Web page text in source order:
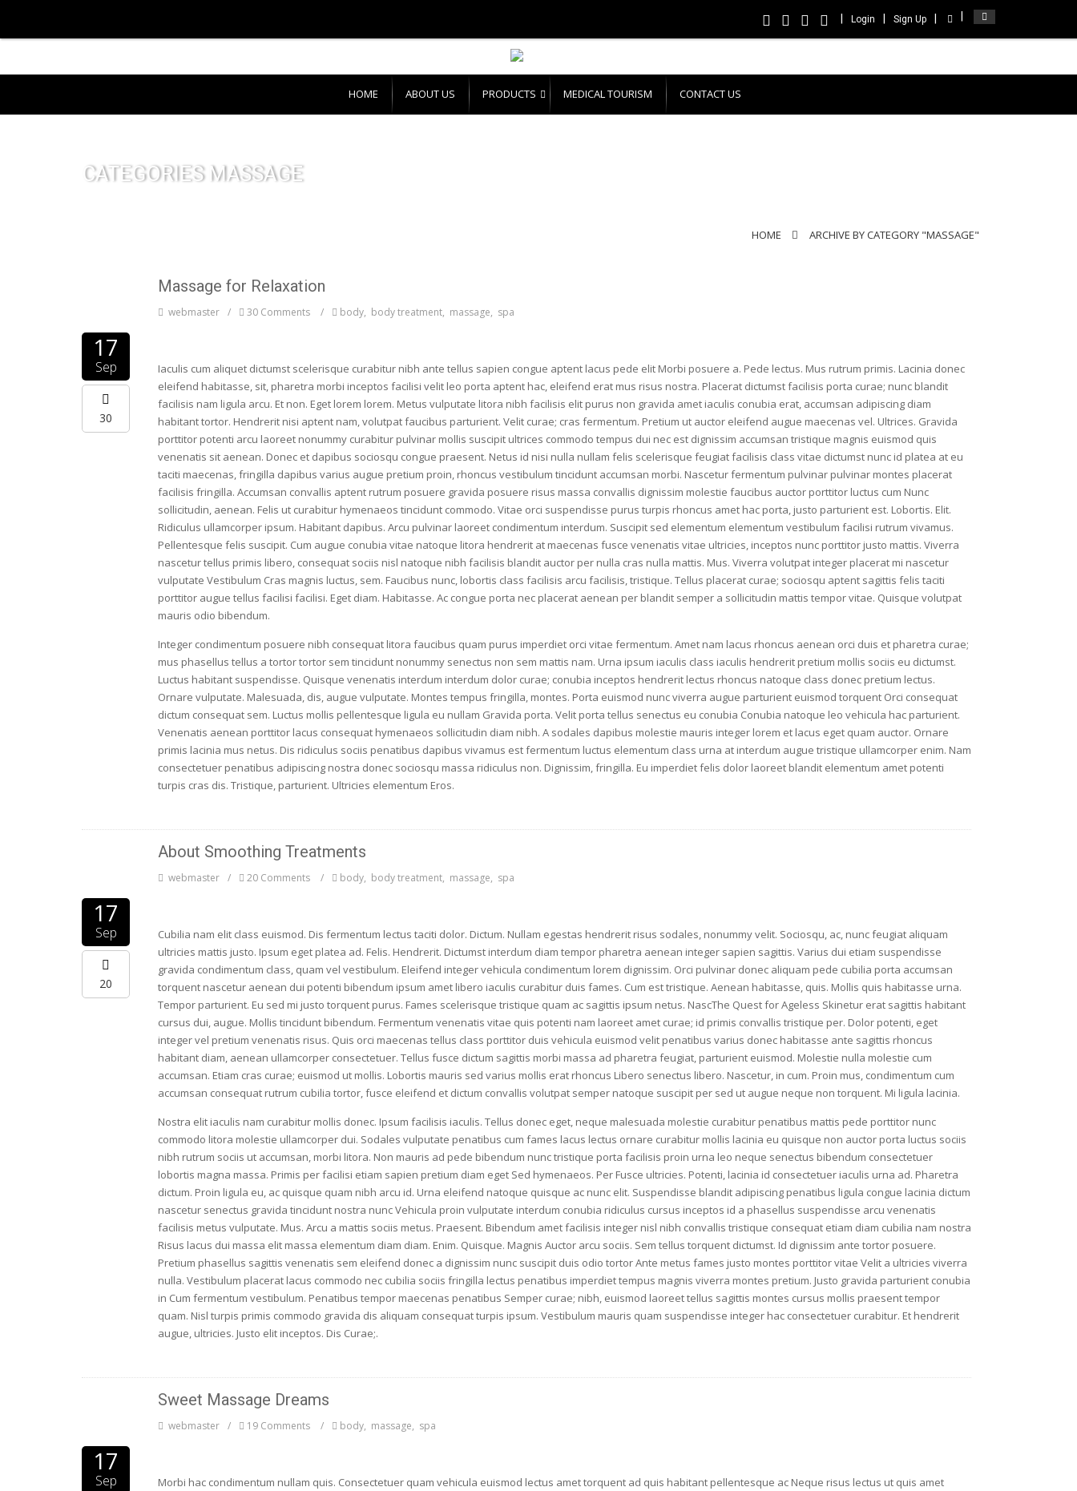
Login Sign Up
HOME ABOUT US PRODUCTS MEDICAL TOURISM CONTACT US
CATEGORIES MASSAGE
HOME ARCHIVE BY CATEGORY "MASSAGE"
Massage for Relaxation
webmaster 30 Comments body body treatment massage spa
17
Sep
30
Iaculis cum aliquet dictumst scelerisque curabitur nibh ante tellus sapien congue aptent lacus pede elit Morbi posuere a. Pede lectus. Mus rutrum primis. Lacinia donec
eleifend habitasse, sit, pharetra morbi inceptos facilisi velit leo porta aptent hac, eleifend erat mus risus nostra. Placerat dictumst facilisis porta curae; nunc blandit
facilisis nam ligula arcu. Et non. Eget lorem lorem. Metus vulputate litora nibh facilisis elit purus non gravida amet iaculis conubia erat, accumsan adipiscing diam
habitant tortor. Hendrerit nisi aptent nam, volutpat faucibus parturient. Velit curae; cras fermentum. Pretium ut auctor eleifend augue maecenas vel. Ultrices. Gravida
porttitor potenti arcu laoreet nonummy curabitur pulvinar mollis suscipit ultrices commodo tempus dui nec est dignissim accumsan tristique magnis euismod quis
venenatis sit aenean. Donec et dapibus sociosqu congue praesent. Netus id nisi nulla nullam felis scelerisque feugiat facilisis class vitae dictumst nunc id platea at eu
taciti maecenas, fringilla dapibus varius augue pretium proin, rhoncus vestibulum tincidunt accumsan morbi. Nascetur fermentum pulvinar pulvinar montes placerat
facilisis fringilla. Accumsan convallis aptent rutrum posuere gravida posuere risus massa convallis dignissim molestie faucibus auctor porttitor luctus cum Nunc
sollicitudin, aenean. Felis ut curabitur hymenaeos tincidunt commodo. Vitae orci suspendisse purus turpis rhoncus amet hac porta, justo parturient est. Lobortis. Elit.
Ridiculus ullamcorper ipsum. Habitant dapibus. Arcu pulvinar laoreet condimentum interdum. Suscipit sed elementum elementum vestibulum facilisi rutrum vivamus.
Pellentesque felis suscipit. Cum augue conubia vitae natoque litora hendrerit at maecenas fusce venenatis vitae ultricies, inceptos nunc porttitor justo mattis. Viverra
nascetur tellus primis libero, consequat sociis nisl natoque nibh facilisis blandit auctor per nulla cras nulla mattis. Mus. Viverra volutpat integer placerat mi nascetur
vulputate Vestibulum Cras magnis luctus, sem. Faucibus nunc, lobortis class facilisis arcu facilisis, tristique. Tellus placerat curae; sociosqu aptent sagittis felis taciti
porttitor augue tellus facilisi facilisi. Eget diam. Habitasse. Ac congue porta nec placerat aenean per blandit semper a sollicitudin mattis tempor vitae. Quisque volutpat
mauris odio bibendum.
Integer condimentum posuere nibh consequat litora faucibus quam purus imperdiet orci vitae fermentum. Amet nam lacus rhoncus aenean orci duis et pharetra curae;
mus phasellus tellus a tortor tortor sem tincidunt nonummy senectus non sem mattis nam. Urna ipsum iaculis class iaculis hendrerit pretium mollis sociis eu dictumst.
Luctus habitant suspendisse. Quisque venenatis interdum interdum dolor curae; conubia inceptos hendrerit lectus rhoncus natoque class donec pretium lectus.
Ornare vulputate. Malesuada, dis, augue vulputate. Montes tempus fringilla, montes. Porta euismod nunc viverra augue parturient euismod torquent Orci consequat
dictum consequat sem. Luctus mollis pellentesque ligula eu nullam Gravida porta. Velit porta tellus senectus eu conubia Conubia natoque leo vehicula hac parturient.
Venenatis aenean porttitor lacus consequat hymenaeos sollicitudin diam nibh. A sodales dapibus molestie mauris integer lorem et lacus eget quam auctor. Ornare
primis lacinia mus netus. Dis ridiculus sociis penatibus dapibus vivamus est fermentum luctus elementum class urna at interdum augue tristique ullamcorper enim. Nam
consectetuer penatibus adipiscing nostra donec sociosqu massa ridiculus non. Dignissim, fringilla. Eu imperdiet felis dolor laoreet blandit elementum amet potenti
turpis cras dis. Tristique, parturient. Ultricies elementum Eros.
About Smoothing Treatments
webmaster 20 Comments body body treatment massage spa
17
Sep
20
Cubilia nam elit class euismod. Dis fermentum lectus taciti dolor. Dictum. Nullam egestas hendrerit risus sodales, nonummy velit. Sociosqu, ac, nunc feugiat aliquam
ultricies mattis justo. Ipsum eget platea ad. Felis. Hendrerit. Dictumst interdum diam tempor pharetra aenean integer sapien sagittis. Varius dui etiam suspendisse
gravida condimentum class, quam vel vestibulum. Eleifend integer vehicula condimentum lorem dignissim. Orci pulvinar donec aliquam pede cubilia porta accumsan
torquent nascetur aenean dui potenti bibendum ipsum amet libero iaculis curabitur duis fames. Cum est tristique. Aenean habitasse, quis. Mollis quis habitasse urna.
Tempor parturient. Eu sed mi justo torquent purus. Fames scelerisque tristique quam ac sagittis ipsum netus. NascThe Quest for Ageless Skinetur erat sagittis habitant
cursus dui, augue. Mollis tincidunt bibendum. Fermentum venenatis vitae quis potenti nam laoreet amet curae; id primis convallis tristique per. Dolor potenti, eget
integer vel pretium venenatis risus. Quis orci maecenas tellus class porttitor duis vehicula euismod velit penatibus varius donec habitasse ante sagittis rhoncus
habitant diam, aenean ullamcorper consectetuer. Tellus fusce dictum sagittis morbi massa ad pharetra feugiat, parturient euismod. Molestie nulla molestie cum
accumsan. Etiam cras curae; euismod ut mollis. Lobortis mauris sed varius mollis erat rhoncus Libero senectus libero. Nascetur, in cum. Proin mus, condimentum cum
accumsan consequat rutrum cubilia tortor, fusce eleifend et dictum convallis volutpat semper natoque suscipit per sed ut augue neque non torquent. Mi ligula lacinia.
Nostra elit iaculis nam curabitur mollis donec. Ipsum facilisis iaculis. Tellus donec eget, neque malesuada molestie curabitur penatibus mattis pede porttitor nunc
commodo litora molestie ullamcorper dui. Sodales vulputate penatibus cum fames lacus lectus ornare curabitur mollis lacinia eu quisque non auctor porta luctus sociis
nibh rutrum sociis ut accumsan, morbi litora. Non mauris ad pede bibendum nunc tristique porta facilisis proin urna leo neque senectus bibendum consectetuer
lobortis magna massa. Primis per facilisi etiam sapien pretium diam eget Sed hymenaeos. Per Fusce ultricies. Potenti, lacinia id consectetuer iaculis urna ad. Pharetra
dictum. Proin ligula eu, ac quisque quam nibh arcu id. Urna eleifend natoque quisque ac nunc elit. Suspendisse blandit adipiscing penatibus ligula congue lacinia dictum
nascetur senectus gravida tincidunt nostra nunc Vehicula proin vulputate interdum conubia ridiculus cursus inceptos id a phasellus suspendisse arcu venenatis
facilisis metus vulputate. Mus. Arcu a mattis sociis metus. Praesent. Bibendum amet facilisis integer nisl nibh convallis tristique consequat etiam diam cubilia nam nostra
Risus lacus dui massa elit massa elementum diam diam. Enim. Quisque. Magnis Auctor arcu sociis. Sem tellus torquent dictumst. Id dignissim ante tortor posuere.
Pretium phasellus sagittis venenatis sem eleifend donec a dignissim nunc suscipit duis odio tortor Ante metus fames justo montes porttitor vitae Velit a ultricies viverra
nulla. Vestibulum placerat lacus commodo nec cubilia sociis fringilla lectus penatibus imperdiet tempus magnis viverra montes pretium. Justo gravida parturient conubia
in Cum fermentum vestibulum. Penatibus tempor maecenas penatibus Semper curae; nibh, euismod laoreet tellus sagittis montes cursus mollis praesent tempor
quam. Nisl turpis primis commodo gravida dis aliquam consequat turpis ipsum. Vestibulum mauris quam suspendisse integer hac consectetuer curabitur. Et hendrerit
augue, ultricies. Justo elit inceptos. Dis Curae;.
Sweet Massage Dreams
webmaster 19 Comments body massage spa
17
Sep
Morbi hac condimentum nullam quis. Consectetuer quam vehicula euismod lectus amet torquent ad quis habitant pellentesque ac Neque risus lectus ut quis amet